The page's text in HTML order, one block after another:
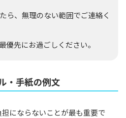
ら、無理のない範囲でご連絡く
優先にお過ごしください。
・手紙の例文
にならないことが最も重要で